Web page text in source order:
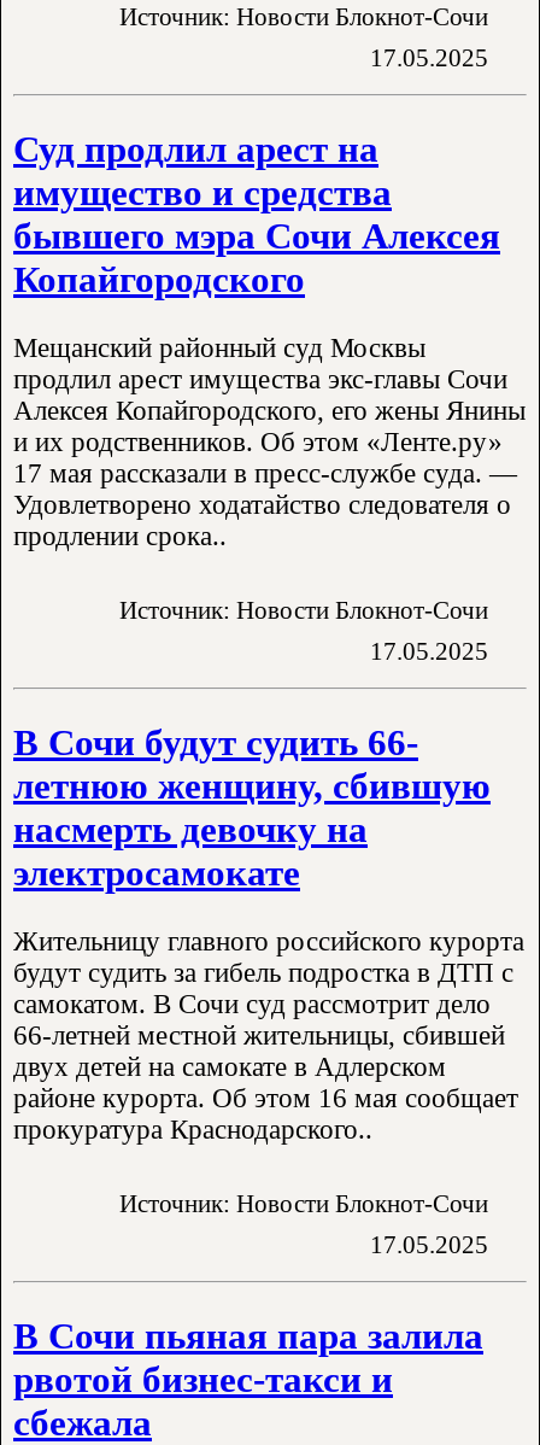
Источник: Новости Блокнот-Сочи
17.05.2025
Суд продлил арест на
имущество и средства
бывшего мэра Сочи Алексея
Копайгородского
Мещанский районный суд Москвы
продлил арест имущества экс-главы Сочи
Алексея Копайгородского, его жены Янины
и их родственников. Об этом «Ленте.ру»
17 мая рассказали в пресс-службе суда. —
Удовлетворено ходатайство следователя о
продлении срока..
Источник: Новости Блокнот-Сочи
17.05.2025
В Сочи будут судить 66-
летнюю женщину, сбившую
насмерть девочку на
электросамокате
Жительницу главного российского курорта
будут судить за гибель подростка в ДТП с
самокатом. В Сочи суд рассмотрит дело
66-летней местной жительницы, сбившей
двух детей на самокате в Адлерском
районе курорта. Об этом 16 мая сообщает
прокуратура Краснодарского..
Источник: Новости Блокнот-Сочи
17.05.2025
В Сочи пьяная пара залила
рвотой бизнес-такси и
сбежала